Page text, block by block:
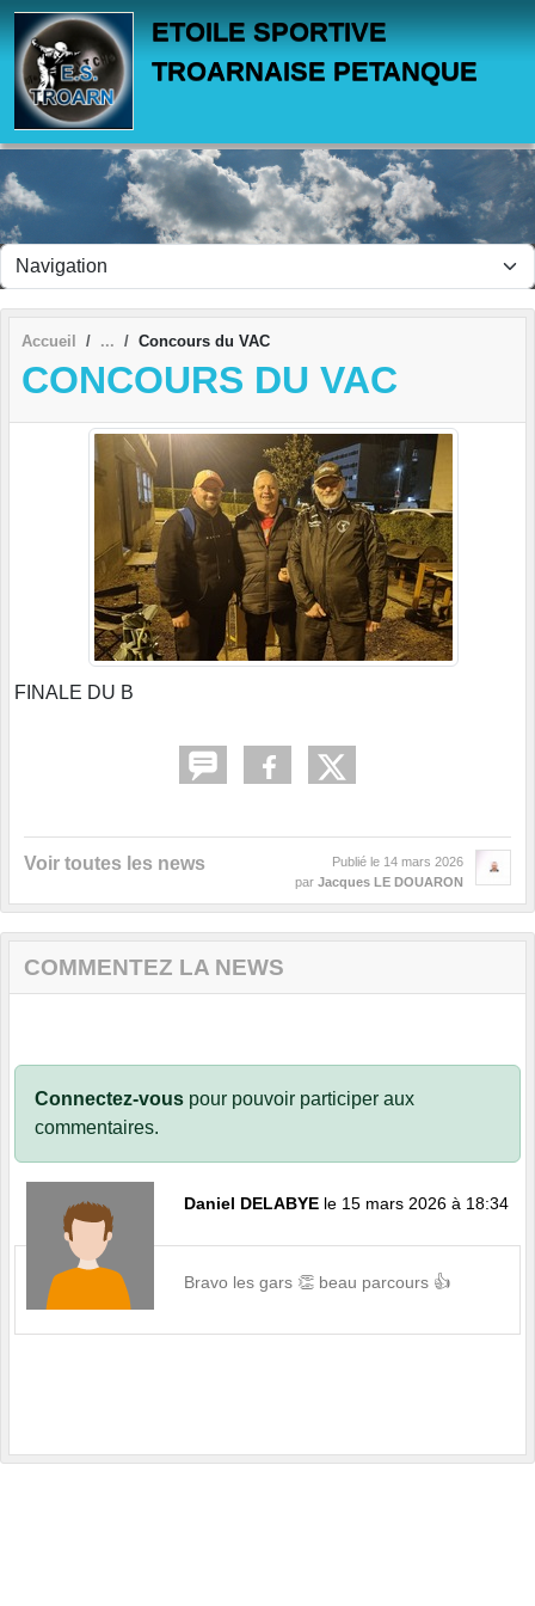
ETOILE SPORTIVE
TROARNAISE PETANQUE
Accueil Concours du VAC
CONCOURS DU VAC
FINALE DU B
Voir toutes les news Publié le 14 mars 2026
par Jacques LE DOUARON
COMMENTEZ LA NEWS
Connectez-vous pour pouvoir participer aux
commentaires.
Daniel DELABYE le 15 mars 2026 à 18:34
Bravo les gars 👏 beau parcours 👍
Panneau de gestion des cookies